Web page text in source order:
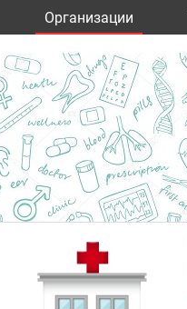
Организации